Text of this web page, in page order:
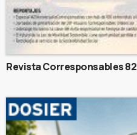
Revista Corresponsables 82